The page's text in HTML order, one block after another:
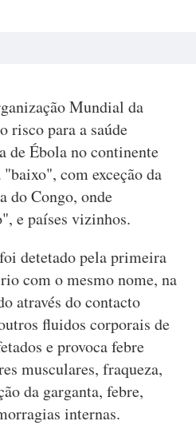
Mundial da
risco para a saúde
de Ébola no continente
com exceção da
do Congo, onde
e países vizinhos.
detetado pela primeira
com o mesmo nome, na
através do contacto
fluidos corporais de
e provoca febre
musculares, fraqueza,
da garganta, febre,
internas.